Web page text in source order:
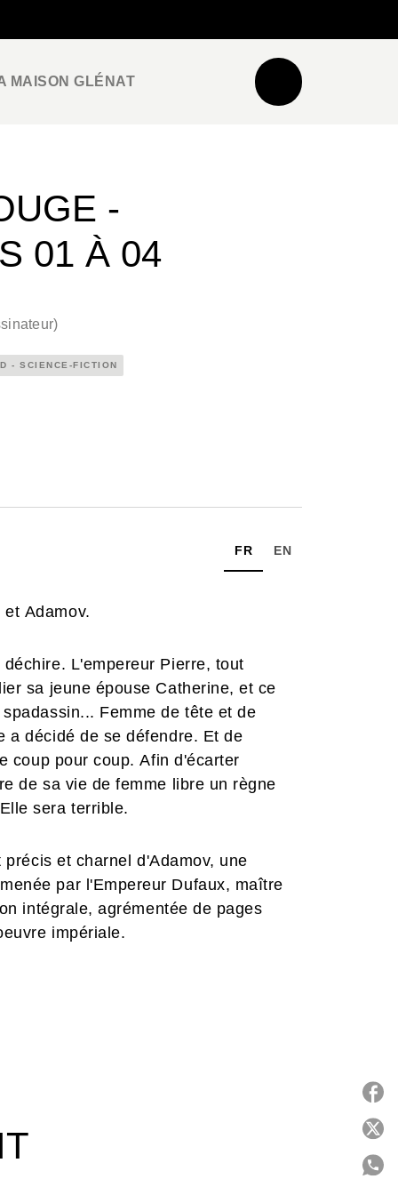
MAISON GLÉNAT
-
01 À 04
)
- SCIENCE-FICTION
FR EN
Adamov.
L'empereur Pierre, tout
sa jeune épouse Catherine, et ce
Femme de tête et de
a décidé de se défendre. Et de
coup pour coup. Afin d'écarter
de sa vie de femme libre un règne
sera terrible.
et charnel d'Adamov, une
par l'Empereur Dufaux, maître
intégrale, agrémentée de pages
impériale.